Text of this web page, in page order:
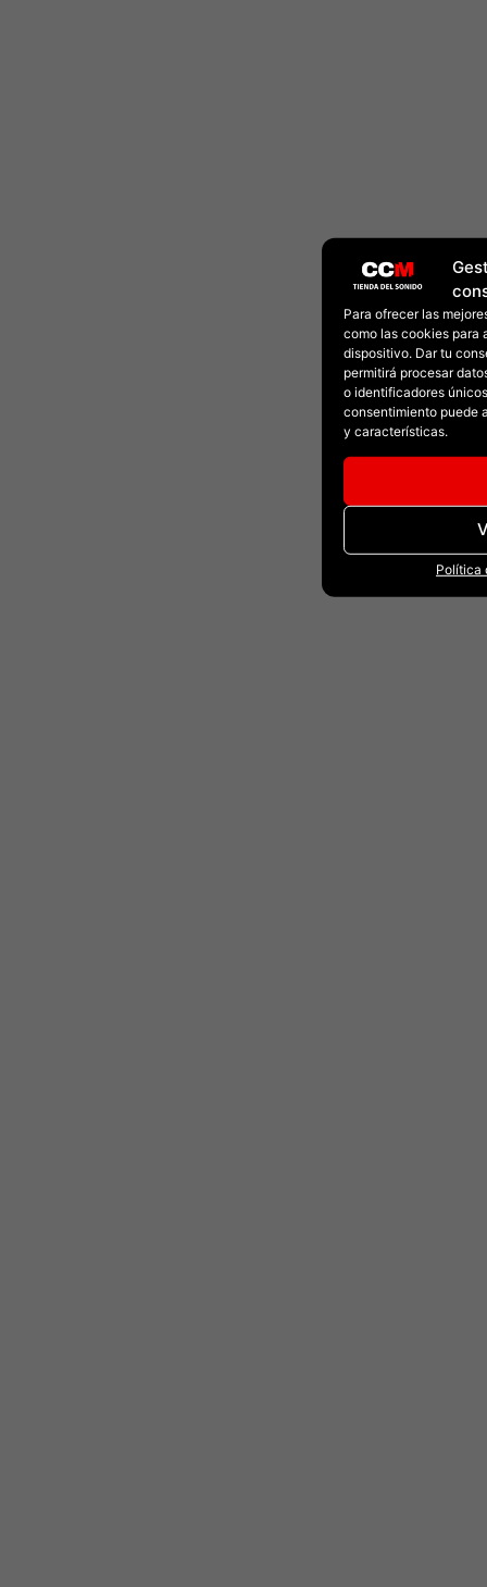
Para ofrecer las
como las cookies para
dispositivo. Dar tu
permitirá procesar
o identificadores
consentimiento puede
y características.
Política